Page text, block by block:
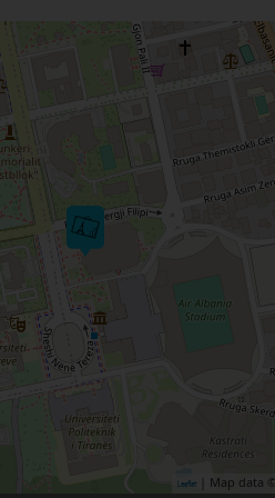
Leaflet | Map data ©